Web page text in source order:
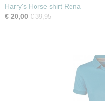
Harry's Horse shirt Rena
€ 20,00 € 39,95